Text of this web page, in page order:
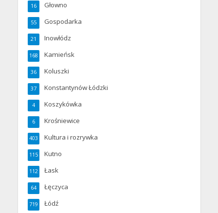
Głowno
16
Gospodarka
55
Inowłódz
21
Kamieńsk
168
Koluszki
36
Konstantynów Łódzki
37
Koszykówka
4
Krośniewice
6
Kultura i rozrywka
403
Kutno
115
Łask
112
Łęczyca
64
Łódź
719